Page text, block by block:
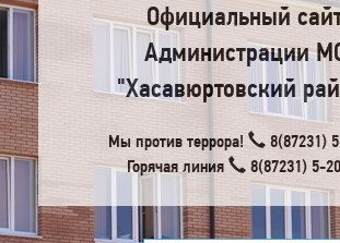
Официальный
Администрации
"Хасавюртовский
Мы против террора!
8(87231)
Горячая линия
8(87231) 5-